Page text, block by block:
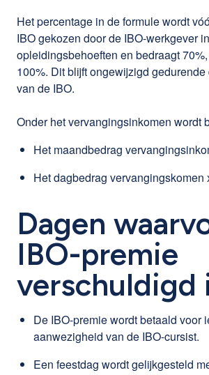
Het percentage in de formule wordt
IBO gekozen door de IBO-werkgever
opleidingsbehoeften en bedraagt
100%. Dit blijft ongewijzigd
van de IBO.
Onder het vervangingsinkomen wordt
Het maandbedrag
Het dagbedrag vervangingskomen
Dagen
IBO-premie
verschuldigd
De IBO-premie wordt betaald voor
aanwezigheid van de IBO-cursist.
Een feestdag wordt gelijkgesteld